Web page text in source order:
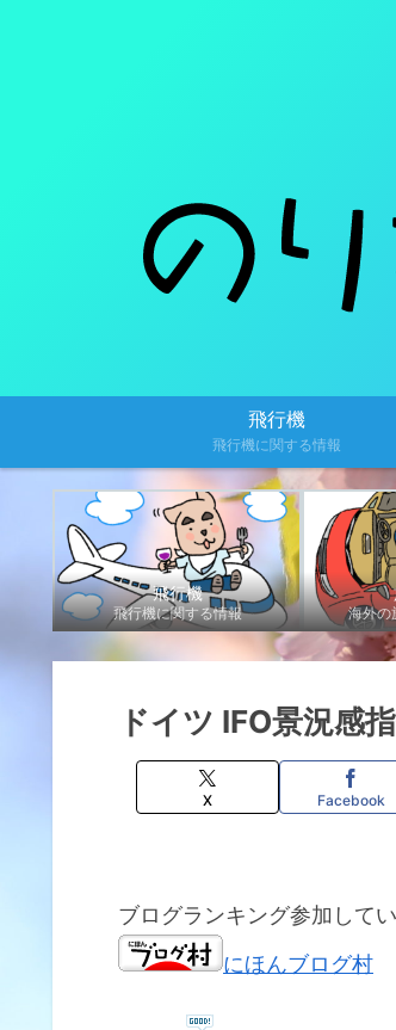
飛行機
飛行機に関する情報
飛行機
飛行機に関する情報 海外の
ドイツ IFO景況感
X Facebook
ブログランキング参加して
にほんブログ村